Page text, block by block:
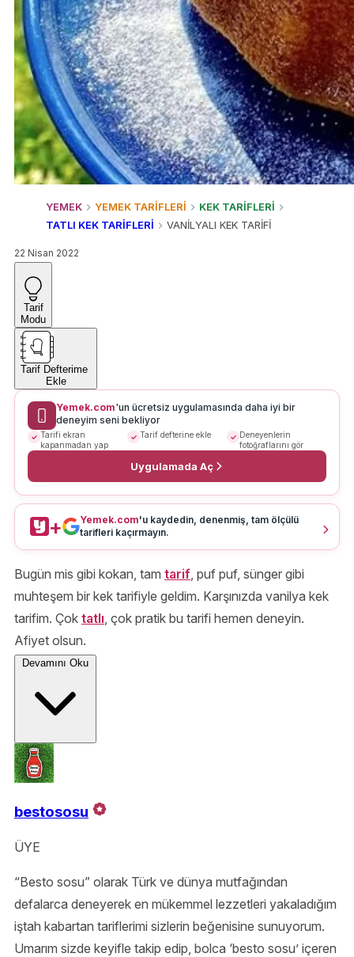
YEMEK YEMEK TARİFLERİ
KEK TARİFLERİ
TATLI KEK TARİFLERİ
VANİLYALI KEK TARİFİ
22 Nisan 2022
Tarif
Modu
Tarif Defterime
Ekle
Yemek.com'un ücretsiz uygulamasında daha iyi bir
deneyim seni bekliyor
Tarifi ekran
kapanmadan yap
Tarif defterine ekle
Deneyenlerin
fotoğraflarını gör
Uygulamada Aç
+ Yemek.com'u kaydedin, denenmiş, tam ölçülü
tarifleri kaçırmayın.
Bugün mis gibi kokan, tam tarif, puf puf, sünger gibi
muhteşem bir kek tarifiyle geldim. Karşınızda vanilya kek
tarifim. Çok tatlı, çok pratik bu tarifi hemen deneyin.
Afiyet olsun.
Devamını Oku
bestososu
ÜYE
“Besto sosu” olarak Türk ve dünya mutfağından
defalarca deneyerek en mükemmel lezzetleri yakaladığım
iştah kabartan tariflerimi sizlerin beğenisine sunuyorum.
Umarım sizde keyifle takip edip, bolca ‘besto sosu’ içeren